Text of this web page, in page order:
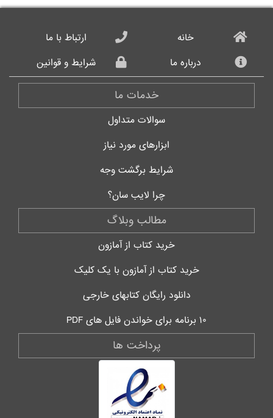
خانه
ارتباط با ما
درباره ما
شرایط و قوانین
خدمات ما
سوالات متداول
ابزارهای مورد نیاز
شرایط برگشت وجه
چرا لایب سان؟
مطالب وبلاگ
خرید کتاب از آمازون
خرید کتاب از آمازون با یک کلیک
دانلود رایگان کتابهای خارجی
۱۰ برنامه برای خواندن فایل های PDF
پرداخت ها